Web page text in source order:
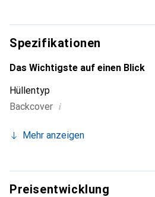
anerkannt und eine sichere Wahl
Kundschaft.
Spezifikationen
Das Wichtigste auf einen Blick
Hüllentyp
Backcover i
Mehr anzeigen
Preisentwicklung